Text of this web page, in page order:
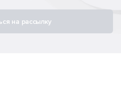
на рассылку